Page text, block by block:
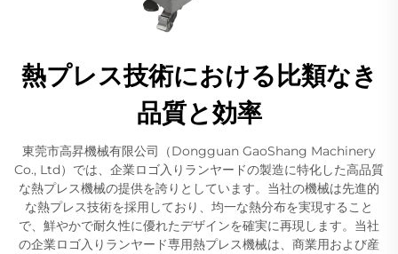
熱プレス技術における比類なき
品質と効率
東莞市高昇機械有限公司（Dongguan GaoShang Machinery
Co., Ltd）では、企業ロゴ入りランヤードの製造に特化した高品質
な熱プレス機械の提供を誇りとしています。当社の機械は先進的
な熱プレス技術を採用しており、均一な熱分布を実現すること
で、鮮やかで耐久性に優れたデザインを確実に再現します。当社
の企業ロゴ入りランヤード専用熱プレス機械は、商業用および産